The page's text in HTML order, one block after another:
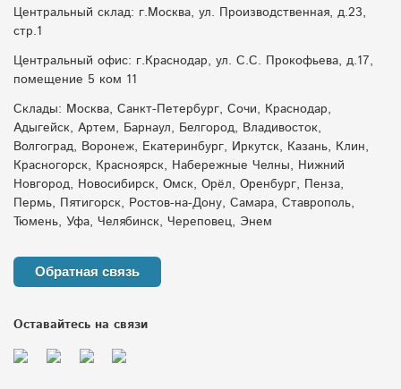
Центральный склад: г.Москва, ул. Производственная, д.23,
стр.1
Центральный офис: г.Краснодар, ул. С.С. Прокофьева, д.17,
помещение 5 ком 11
Склады: Москва, Санкт-Петербург, Сочи, Краснодар,
Адыгейск, Артем, Барнаул, Белгород, Владивосток,
Волгоград, Воронеж, Екатеринбург, Иркутск, Казань, Клин,
Красногорск, Красноярск, Набережные Челны, Нижний
Новгород, Новосибирск, Омск, Орёл, Оренбург, Пенза,
Пермь, Пятигорск, Ростов-на-Дону, Самара, Ставрополь,
Тюмень, Уфа, Челябинск, Череповец, Энем
Обратная связь
Оставайтесь на связи